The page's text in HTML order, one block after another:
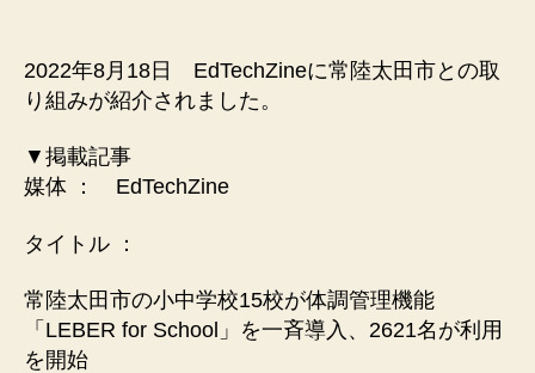
2022年8月18日 EdTechZineに常陸太田市との取
り組みが紹介されました。
▼掲載記事
媒体 ： EdTechZine
タイトル ：
常陸太田市の小中学校15校が体調管理機能
「LEBER for School」を一斉導入、2621名が利用
を開始